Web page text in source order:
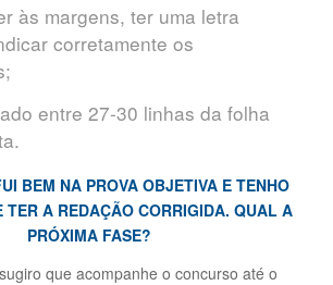
às margens, ter uma letra
corretamente os
entre 27-30 linhas da folha
BEM NA PROVA OBJETIVA E TENHO
TER A REDAÇÃO CORRIGIDA. QUAL A
PRÓXIMA FASE?
que acompanhe o concurso até o